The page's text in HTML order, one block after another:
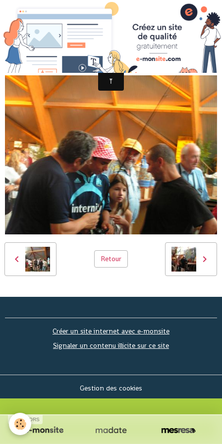
FESTI AIGOUAL 2009
Retour
Créer un site internet avec e-monsite
Signaler un contenu illicite sur ce site
Gestion des cookies
SPONSORS